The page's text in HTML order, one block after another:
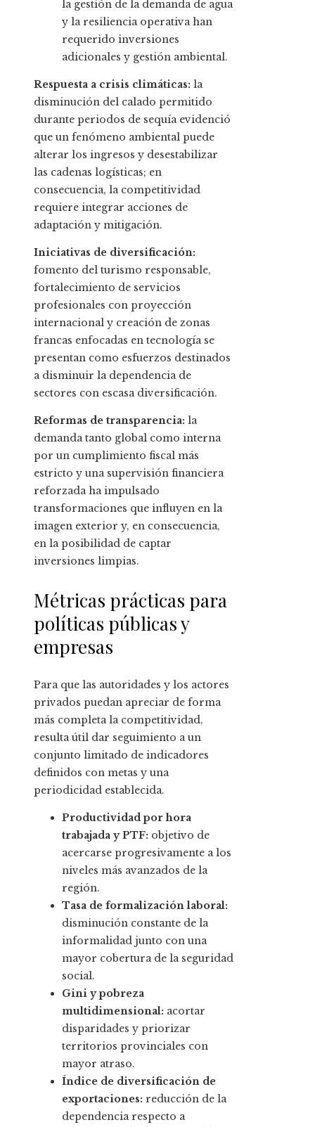
la gestión de la demanda de agua
y la resiliencia operativa han
requerido inversiones
adicionales y gestión ambiental.
Respuesta a crisis climáticas: la
disminución del calado permitido
durante periodos de sequía evidenció
que un fenómeno ambiental puede
alterar los ingresos y desestabilizar
las cadenas logísticas; en
consecuencia, la competitividad
requiere integrar acciones de
adaptación y mitigación.
Iniciativas de diversificación:
fomento del turismo responsable,
fortalecimiento de servicios
profesionales con proyección
internacional y creación de zonas
francas enfocadas en tecnología se
presentan como esfuerzos destinados
a disminuir la dependencia de
sectores con escasa diversificación.
Reformas de transparencia: la
demanda tanto global como interna
por un cumplimiento fiscal más
estricto y una supervisión financiera
reforzada ha impulsado
transformaciones que influyen en la
imagen exterior y, en consecuencia,
en la posibilidad de captar
inversiones limpias.
Métricas prácticas para
políticas públicas y
empresas
Para que las autoridades y los actores
privados puedan apreciar de forma
más completa la competitividad,
resulta útil dar seguimiento a un
conjunto limitado de indicadores
definidos con metas y una
periodicidad establecida.
Productividad por hora
trabajada y PTF: objetivo de
acercarse progresivamente a los
niveles más avanzados de la
región.
Tasa de formalización laboral:
disminución constante de la
informalidad junto con una
mayor cobertura de la seguridad
social.
Gini y pobreza
multidimensional: acortar
disparidades y priorizar
territorios provinciales con
mayor atraso.
Índice de diversificación de
exportaciones: reducción de la
dependencia respecto a